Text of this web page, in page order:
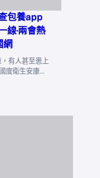
包養app
線·兩會熱
網
有人甚至患上
度衛生安康…